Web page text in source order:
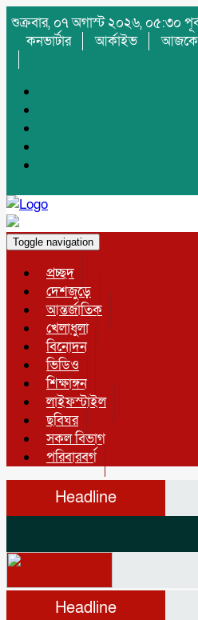
শুক্রবার, ০৭ অগাস্ট ২০২৬, ০৫:৩০
কনভার্টার
আর্কাইভ
Toggle navigation
প্রচ্ছদ
দেশজুড়ে
আন্তর্জাতিক
খেলাধুলা
বিনোদন
ভিডিও
শিক্ষাঙ্গন
লাইফস্টাইল
ছবিঘর
সকল বিভাগ
পরিবারবর্গ
Headline
Headline